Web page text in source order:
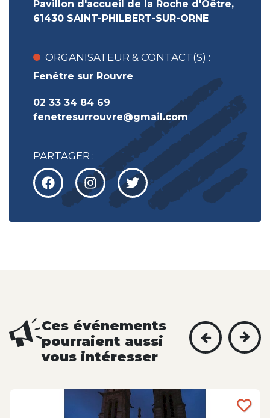
Pavillon d'accueil de la Roche d'Oëtre,
61430 SAINT-PHILBERT-SUR-ORNE
ORGANISATEUR & CONTACT(S) :
Fenêtre sur Rouvre
02 33 34 84 69
fenetresurrouvre@gmail.com
PARTAGER :
Ces événements
pourraient aussi
vous intéresser